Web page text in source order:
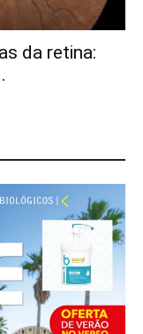
da retina: